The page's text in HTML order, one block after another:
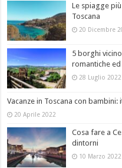
Le spiagge
Toscana
20 Dicembre
5 borghi
romantiche
28 Luglio 2022
Vacanze in Toscana con
20 Aprile 2022
Cosa fare a
dintorni
10 Marzo 2022